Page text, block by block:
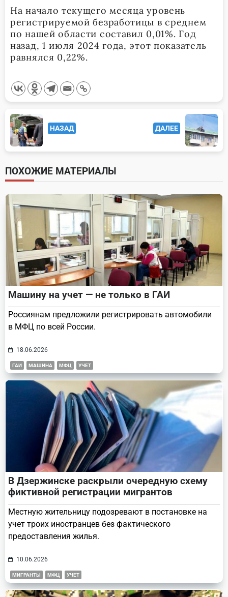
На начало текущего месяца уровень
регистрируемой безработицы в среднем
по нашей области составил 0,01%. Год
назад, 1 июля 2024 года, этот показатель
равнялся 0,22%.
<span
class="nav-
subtitle
screen-
reader-
text">Page</span>
НАЗАД ДАЛЕЕ
ПОХОЖИЕ МАТЕРИАЛЫ
Машину на учет — не только в ГАИ
Россиянам предложили регистрировать автомобили
в МФЦ по всей России.
18.06.2026
ГАИ МАШИНА МФЦ УЧЕТ
В Дзержинске раскрыли очередную схему
фиктивной регистрации мигрантов
Местную жительницу подозревают в постановке на
учет троих иностранцев без фактического
предоставления жилья.
10.06.2026
МИГРАНТЫ МФЦ УЧЕТ